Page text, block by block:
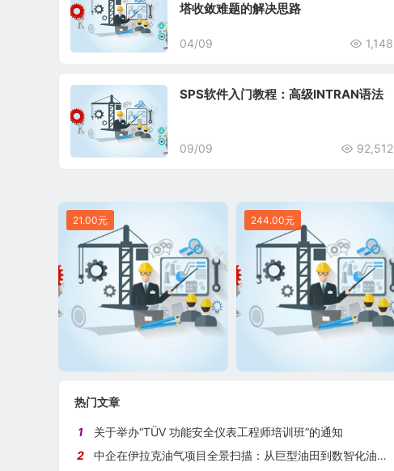
塔收敛难题的解决思路
04/09 1,148
SPS软件入门教程：高级INTRAN语法
09/09 92,512
21.00元 244.00元
热门文章
1
关于举办“TÜV 功能安全仪表工程师培训班”的通知
2
中企在伊拉克油气项目全景扫描：从巨型油田到数智化油田的系统性布局